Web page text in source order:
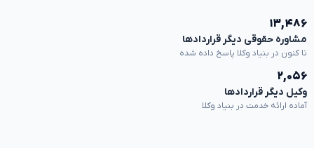
۱۳,۴۸۶
مشاوره حقوقی دیگر قراردادها
تا کنون در بنیاد وکلا پاسخ داده شده
۲,۰۵۶
وکیل دیگر قراردادها
آماده ارائه خدمت در بنیاد وکلا